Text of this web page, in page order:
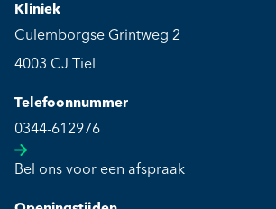
Kliniek
Culemborgse Grintweg 2
4003 CJ Tiel
Telefoonnummer
0344-612976
Bel ons voor een afspraak